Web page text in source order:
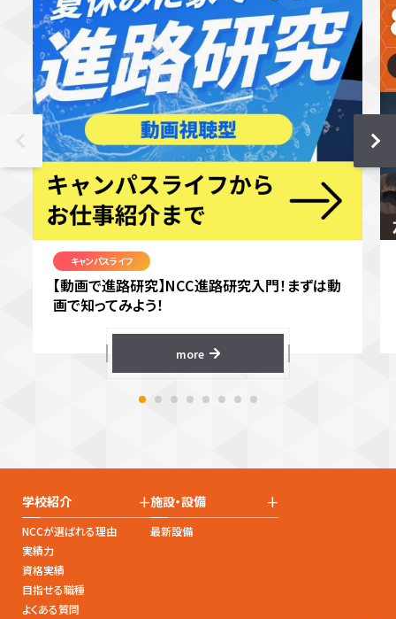
キャンパスライフ
【動画で進路研究】NCC進路研究入門！まずは動
画で知ってみよう！
more
学校紹介 +
NCCが選ばれる理由
実績力
資格実績
目指せる職種
よくある質問
施設・設備 +
最新設備